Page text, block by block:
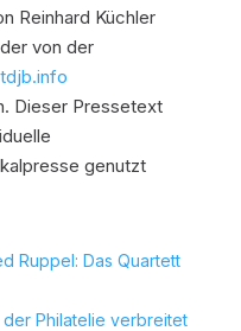
Reinhard Küchler
von der
Dieser Pressetext
genutzt
Ruppel: Das Quartett
Philatelie verbreitet